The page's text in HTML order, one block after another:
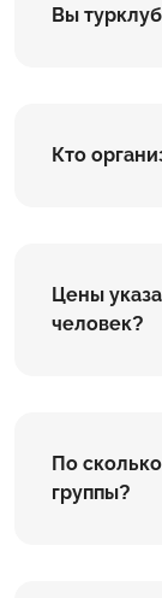
Вы
Кто
Цены
человек?
По
группы?